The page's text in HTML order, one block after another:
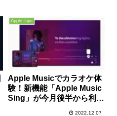
Apple Tips
Apple Musicでカラオケ体
験！新機能「Apple Music
Sing」が今月後半から利用
2022.12.07